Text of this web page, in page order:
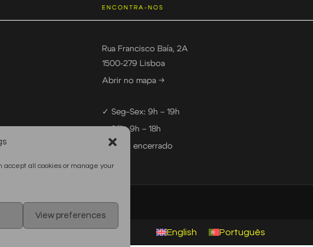
accept all cookies or manage your
View preferences
ENCONTRA-NOS
Rua Francisco Baía, 2A
1500-279 Lisboa
Abrir no mapa →
✓ Seg–Sex: 9h – 19h
✓ Sáb: 9h – 18h
— Dom: encerrado
direitos reservados
English Português